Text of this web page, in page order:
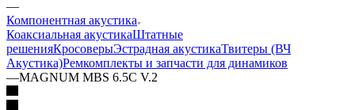
—
Компонентная акустика
Коаксиальная акустикаШтатные
решенияКросоверыЭстрадная акустикаТвитеры (ВЧ
Акустика)Ремкомплекты и запчасти для динамиков
—MAGNUM MBS 6.5C V.2